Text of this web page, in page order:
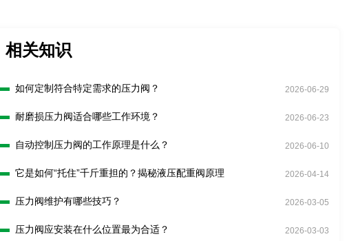
相关知识
如何定制符合特定需求的压力阀？ 2026-06-29
耐磨损压力阀适合哪些工作环境？ 2026-06-23
自动控制压力阀的工作原理是什么？ 2026-06-10
它是如何“托住”千斤重担的？揭秘液压配重阀原理 2026-04-14
压力阀维护有哪些技巧？ 2026-03-05
压力阀应安装在什么位置最为合适？ 2026-03-03